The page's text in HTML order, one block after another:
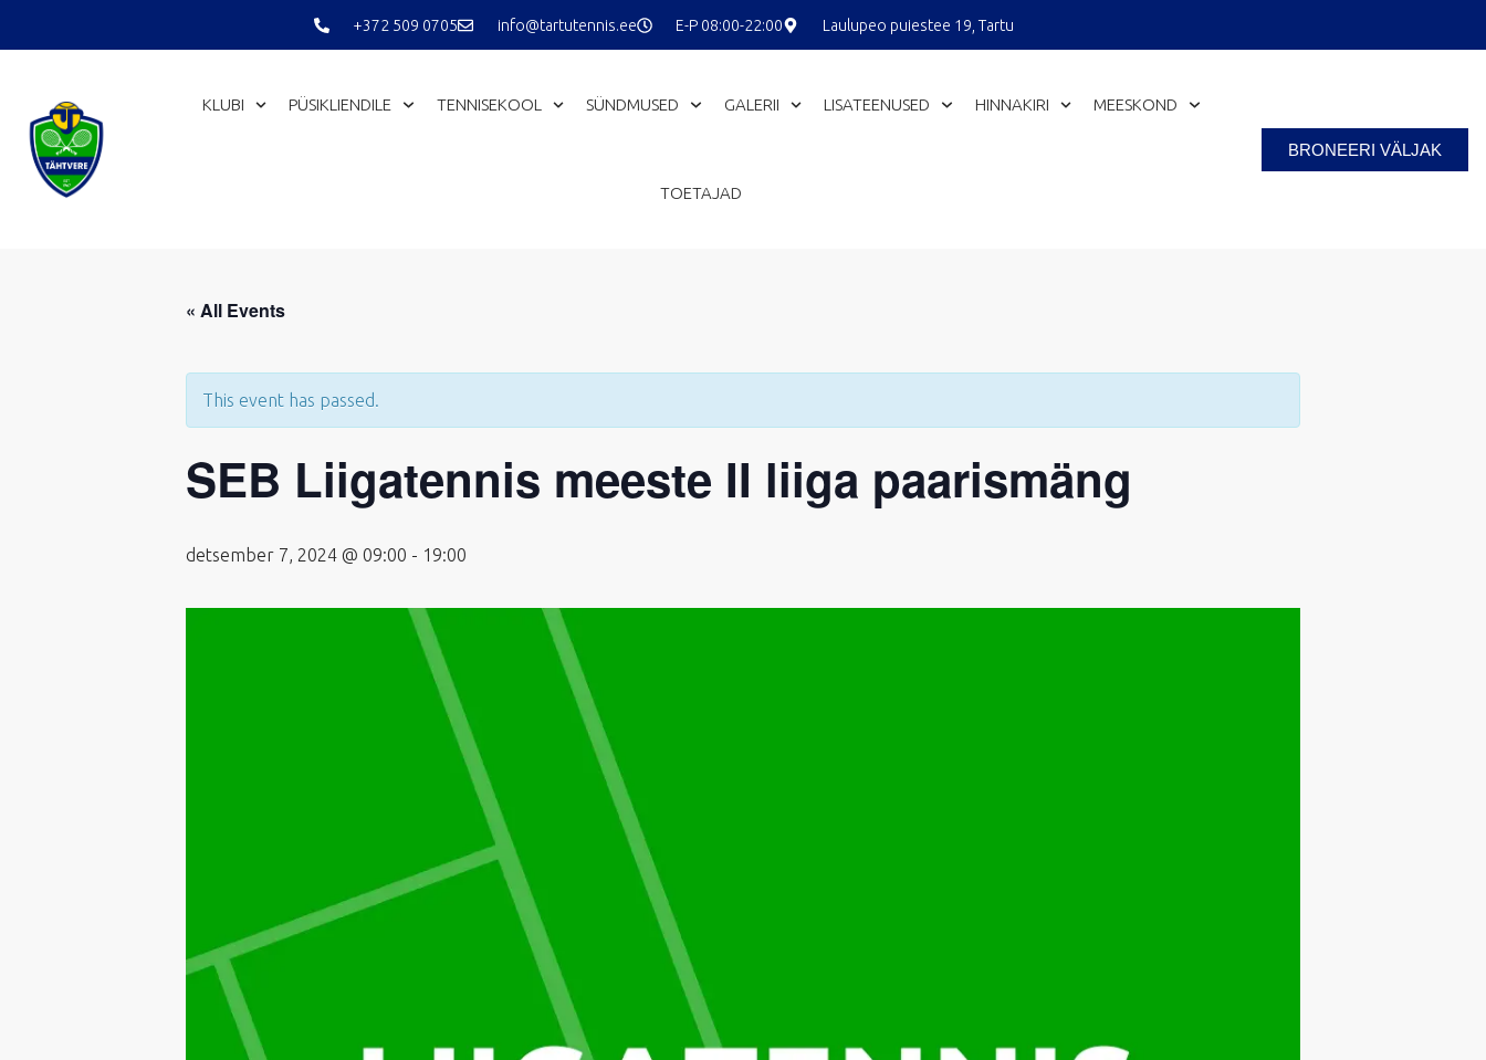
to
+372 509 0705 info@tartutennis.ee E-P 08:00-22:00 Laulupeo puiestee 19, Tartu
KLUBI PÜSIKLIENDILE TENNISEKOOL SÜNDMUSED GALERII LISATEENUSED HINNAKIRI MEESKOND
TOETAJAD
BRONEERI VÄLJAK
« All Events
This event has passed.
SEB Liigatennis meeste II liiga paarismäng
detsember 7, 2024 @ 09:00 - 19:00